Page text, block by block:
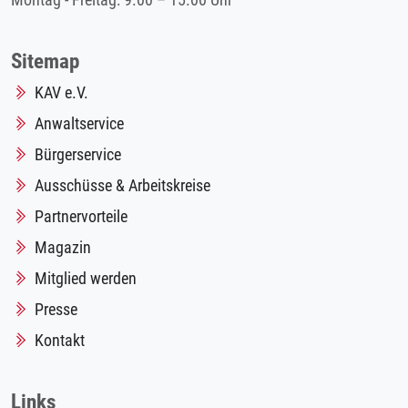
Sitemap
KAV e.V.
Anwaltservice
Bürgerservice
Ausschüsse & Arbeitskreise
Partnervorteile
Magazin
Mitglied werden
Presse
Kontakt
Links